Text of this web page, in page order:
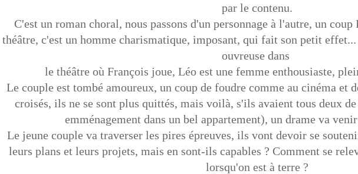
par le contenu.
C'est un roman choral, nous passons d'un personnage à l'autre, un
théâtre, c'est un homme charismatique, imposant, qui fait son petit
ouvreuse dans
le théâtre où François joue, Léo est une femme enthousiaste,
Le couple est tombé amoureux, un coup de foudre comme au cinéma et
croisés, ils ne se sont plus quittés, mais voilà, s'ils avaient tous deux
emménagement dans un bel appartement), un drame va
Le jeune couple va traverser les pires épreuves, ils vont devoir se
leurs plans et leurs projets, mais en sont-ils capables ? Comment se
lorsqu'on est à terre ?